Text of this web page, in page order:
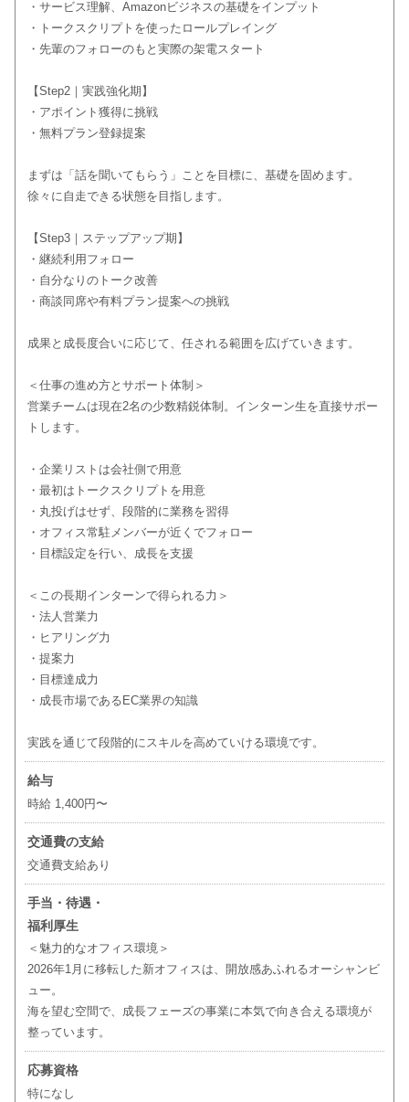
・サービス理解、Amazonビジネスの基礎をインプット
・トークスクリプトを使ったロールプレイング
・先輩のフォローのもと実際の架電スタート
【Step2｜実践強化期】
・アポイント獲得に挑戦
・無料プラン登録提案
まずは「話を聞いてもらう」ことを目標に、基礎を固めます。
徐々に自走できる状態を目指します。
【Step3｜ステップアップ期】
・継続利用フォロー
・自分なりのトーク改善
・商談同席や有料プラン提案への挑戦
成果と成長度合いに応じて、任される範囲を広げていきます。
＜仕事の進め方とサポート体制＞
営業チームは現在2名の少数精鋭体制。インターン生を直接サポー
トします。
・企業リストは会社側で用意
・最初はトークスクリプトを用意
・丸投げはせず、段階的に業務を習得
・オフィス常駐メンバーが近くでフォロー
・目標設定を行い、成長を支援
＜この長期インターンで得られる力＞
・法人営業力
・ヒアリング力
・提案力
・目標達成力
・成長市場であるEC業界の知識
実践を通じて段階的にスキルを高めていける環境です。
給与
時給 1,400円〜
交通費の支給
交通費支給あり
手当・待遇・
福利厚生
＜魅力的なオフィス環境＞
2026年1月に移転した新オフィスは、開放感あふれるオーシャンビ
ュー。
海を望む空間で、成長フェーズの事業に本気で向き合える環境が
整っています。
応募資格
特になし